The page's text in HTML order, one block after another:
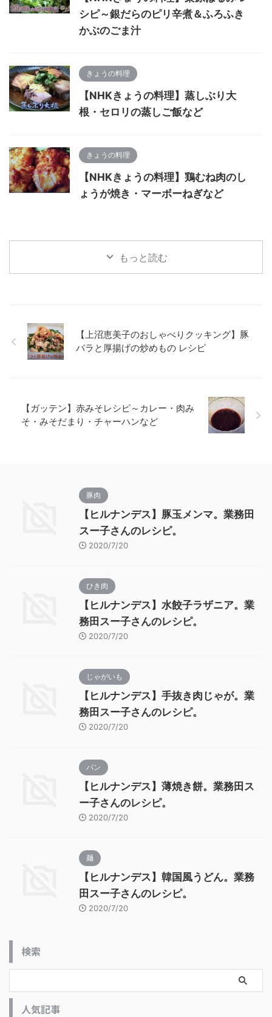
シピ～銀だらのピリ辛煮＆ふろふき
かぶのごま汁
きょうの料理
【NHKきょうの料理】蒸しぶり大
根・セロリの蒸しご飯など
きょうの料理
【NHKきょうの料理】鶏むね肉のし
ょうが焼き・マーボーねぎなど
もっと読む
【上沼恵美子のおしゃべりクッキング】豚
バラと厚揚げの炒めもの レシピ
【ガッテン】赤みそレシピ～カレー・肉み
そ・みそだまり・チャーハンなど
豚肉
【ヒルナンデス】豚玉メンマ。業務田
スー子さんのレシピ。
2020/7/20
ひき肉
【ヒルナンデス】水餃子ラザニア。業
務田スー子さんのレシピ。
2020/7/20
じゃがいも
【ヒルナンデス】手抜き肉じゃが。業
務田スー子さんのレシピ。
2020/7/20
パン
【ヒルナンデス】薄焼き餅。業務田ス
ー子さんのレシピ。
2020/7/20
麺
【ヒルナンデス】韓国風うどん。業務
田スー子さんのレシピ。
2020/7/20
検索
人気記事